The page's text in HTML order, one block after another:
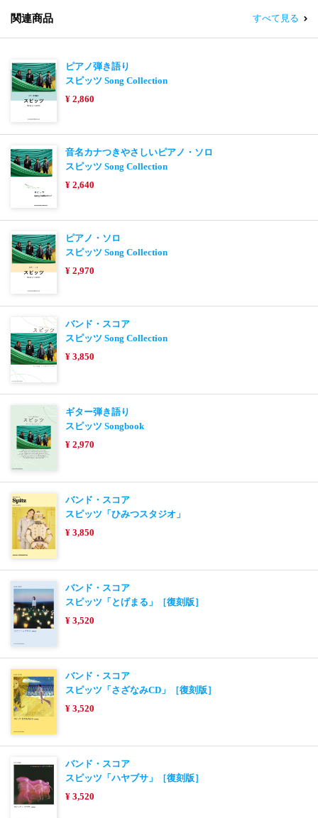
関連商品 すべて見る
ピアノ弾き語り
スピッツ Song Collection
¥ 2,860
音名カナつきやさしいピアノ・ソロ
スピッツ Song Collection
¥ 2,640
ピアノ・ソロ
スピッツ Song Collection
¥ 2,970
バンド・スコア
スピッツ Song Collection
¥ 3,850
ギター弾き語り
スピッツ Songbook
¥ 2,970
バンド・スコア
スピッツ「ひみつスタジオ」
¥ 3,850
バンド・スコア
スピッツ「とげまる」［復刻版］
¥ 3,520
バンド・スコア
スピッツ「さざなみCD」［復刻版］
¥ 3,520
バンド・スコア
スピッツ「ハヤブサ」［復刻版］
¥ 3,520